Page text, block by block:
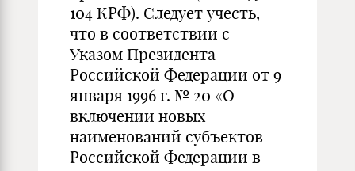
104 КРФ). Следует учесть,
что в соответствии с
Указом Президента
Российской Федерации от 9
января 1996 г. № 20 «О
включении новых
наименований субъектов
Российской Федерации в